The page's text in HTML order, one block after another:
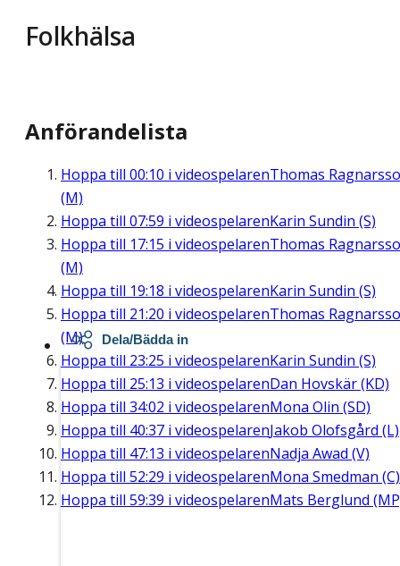
Folkhälsa
Anförandelista
Hoppa till 00:10 i videospelarenThomas
(M)
Hoppa till 07:59 i videospelarenKarin Sundin (S)
Hoppa till 17:15 i videospelarenThomas
(M)
Hoppa till 19:18 i videospelarenKarin Sundin (S)
Hoppa till 21:20 i videospelarenThomas
(M)
Hoppa till 23:25 i videospelarenKarin Sundin (S)
Hoppa till 25:13 i videospelarenDan Hovskär (KD)
Hoppa till 34:02 i videospelarenMona Olin (SD)
Hoppa till 40:37 i videospelarenJakob Olofsgård (L)
Hoppa till 47:13 i videospelarenNadja Awad (V)
Hoppa till 52:29 i videospelarenMona Smedman (C)
Hoppa till 59:39 i videospelarenMats Berglund
Dela/Bädda in